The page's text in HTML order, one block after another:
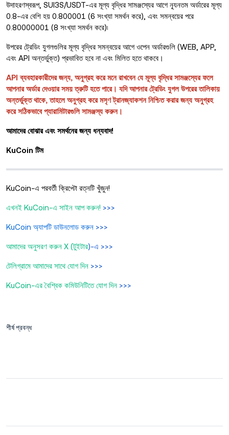
উদাহরণস্বরূপ, SUI3S/USDT-এর মূল্য বৃদ্ধির সামঞ্জস্যের আগে ন্যূনতম অর্ডারের মূল্য
0.8-এর বেশি হয় 0.800001 (6 সংখ্যা সমর্থন করে), এবং সমন্বয়ের পরে
0.80000001 (8 সংখ্যা সমর্থন করে)৷
উপরের ট্রেডিং যুগলগুলির মূল্য বৃদ্ধির সমন্বয়ের আগে ওপেন অর্ডারগুলি (WEB, APP,
এবং API অন্তর্ভুক্ত) প্রভাবিত হবে না এবং মিলিত হতে থাকবে।
API ব্যবহারকারীদের জন্য, অনুগ্রহ করে মনে রাখবেন যে মূল্য বৃদ্ধির সামঞ্জস্যের ফলে
আপনার অর্ডার দেওয়ার সময় ত্রুটি হতে পারে। যদি আপনার ট্রেডিং যুগল উপরের তালিকায়
অন্তর্ভুক্ত থাকে, তাহলে অনুগ্রহ করে মসৃণ ট্রানজ্যাকশন নিশ্চিত করার জন্য অনুগ্রহ
করে সঠিকভাবে প্যারামিটারগুলি সামঞ্জস্য করুন।
আমাদের বোঝার এবং সমর্থনের জন্য ধন্যবাদ!
KuCoin টিম
KuCoin-এ পরবর্তী ক্রিপ্টো রত্নটি খুঁজুন!
এখনই KuCoin-এ সাইন আপ করুন! >>>
KuCoin অ্যাপটি ডাউনলোড করুন >>>
আমাদের অনুসরণ করুন X (টুইটার)-এ >>>
টেলিগ্রামে আমাদের সাথে যোগ দিন >>>
KuCoin-এর বৈশ্বিক কমিউনিটিতে যোগ দিন >>>
শীর্ষ প্রবন্ধ